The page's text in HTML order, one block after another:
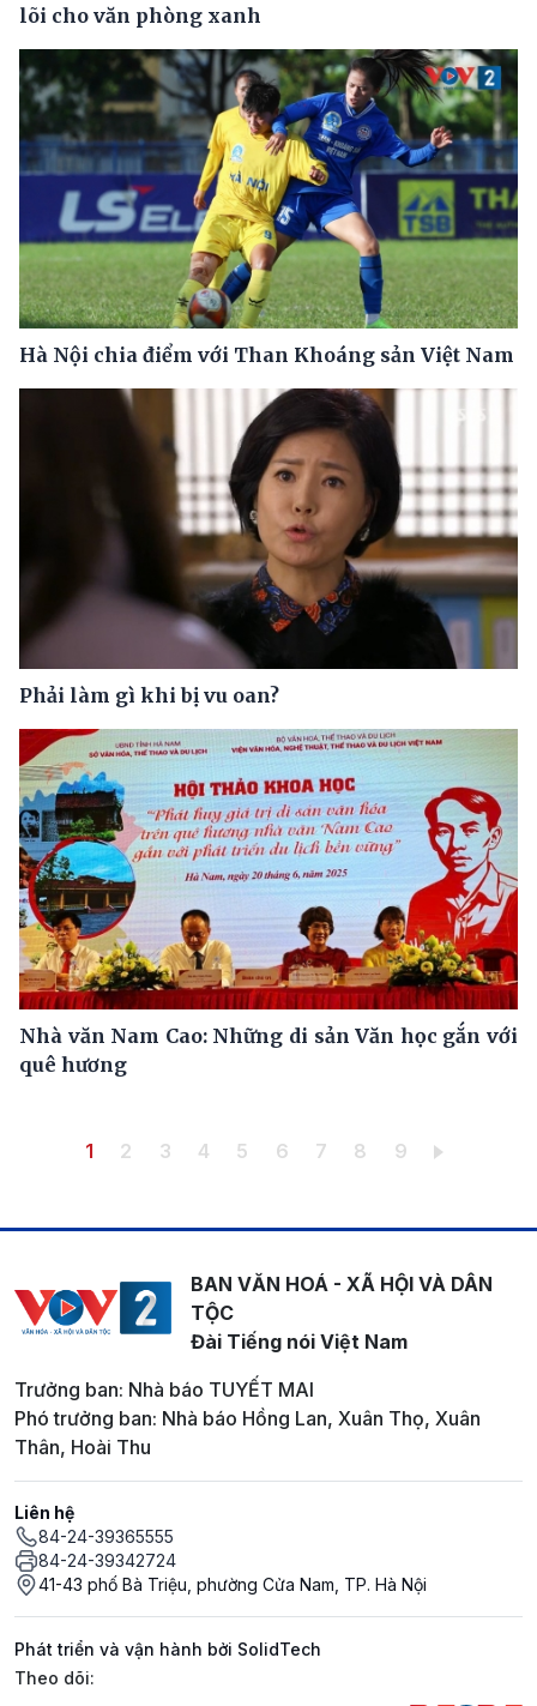
lõi cho văn phòng xanh
Hà Nội chia điểm với Than Khoáng sản Việt Nam
Phải làm gì khi bị vu oan?
Nhà văn Nam Cao: Những di sản Văn học gắn với
quê hương
Pagination
Trang hiện thời
1 Trang
2 Trang
3 Trang
4 Trang
5 Trang
6 Trang
7 Trang
8 Trang
9
BAN VĂN HOÁ - XÃ HỘI VÀ DÂN
TỘC
Đài Tiếng nói Việt Nam
Trưởng ban: Nhà báo TUYẾT MAI
Phó trưởng ban: Nhà báo Hồng Lan, Xuân Thọ, Xuân
Thân, Hoài Thu
Liên hệ
84-24-39365555
84-24-39342724
41-43 phố Bà Triệu, phường Cửa Nam, TP. Hà Nội
Phát triển và vận hành bởi SolidTech
Mạng xã hội
Theo dõi: